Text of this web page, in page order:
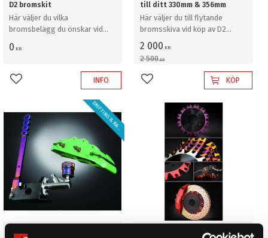
D2 bromskit
Här väljer du vilka
bromsbelägg du önskar vid
0 KR
Lägg till i favoriterINFO
till ditt 330mm & 356mm
Här väljer du till flytande
bromsskiva vid köp av D2
bromskit
2 000 KR
2 500KR
Lägg till i favoriterKÖP
Tillägg för "Dual Fuel"
D
R
I
F
T
I
N
G
&
R
A
L
L
Y
!
Köp till dubbelfärg på bell